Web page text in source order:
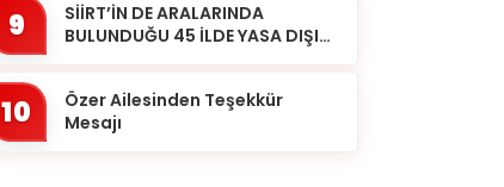
9
SİİRT’İN DE ARALARINDA
BULUNDUĞU 45 İLDE YASA DIŞI
10
Özer Ailesinden Teşekkür
Mesajı